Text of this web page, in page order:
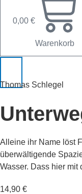
0,00 €
Warenkorb
Thomas Schlegel
Alleine ihr Name löst
überwältigende
Wasser. Dass hier mit
14,90 €